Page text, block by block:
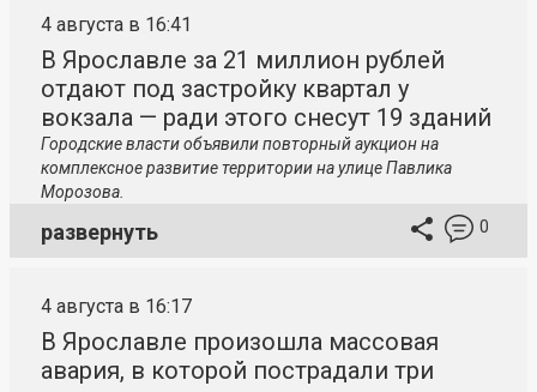
4 августа в 16:41
В Ярославле за 21 миллион рублей
отдают под застройку квартал у
вокзала — ради этого снесут 19 зданий
Городские власти объявили повторный аукцион на
комплексное развитие территории на улице Павлика
Морозова.
развернуть 0
4 августа в 16:17
В Ярославле произошла массовая
авария, в которой пострадали три